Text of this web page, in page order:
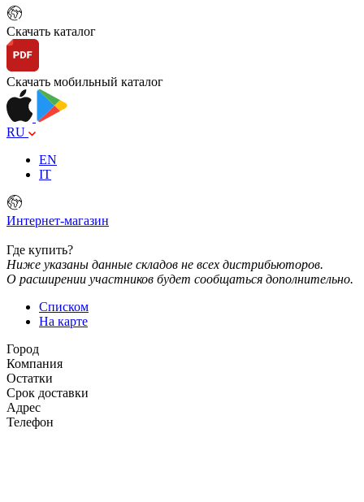
Скачать каталог
Скачать мобильный каталог
RU
EN
IT
Интернет-магазин
Где купить?
Ниже указаны данные складов не всех дистрибьюторов.
О расширении участников будет сообщаться дополнительно.
Списком
На карте
Город
Компания
Остатки
Срок доставки
Адрес
Телефон